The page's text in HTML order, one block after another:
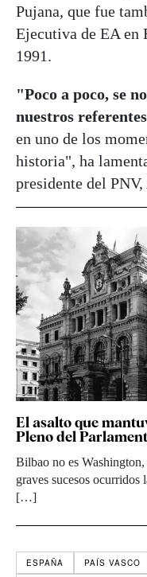
Pujana, que fue
Ejecutiva de EA en
1991.
"Poco a poco, se
nuestros
en uno de los
historia", ha
presidente del
El asalto que
Pleno del
Bilbao no es
graves sucesos ocurridos
[…]
ESPAÑA
PAÍS VASCO